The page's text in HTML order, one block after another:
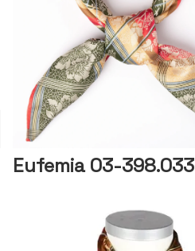
Eufemia 03-398.033